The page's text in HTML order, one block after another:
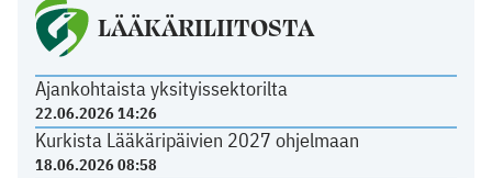
LÄÄKÄRILIITOSTA
Ajankohtaista yksityissektorilta
22.06.2026 14:26
Kurkista Lääkäripäivien 2027 ohjelmaan
18.06.2026 08:58